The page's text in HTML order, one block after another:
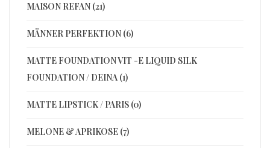
MAISON REFAN (21)
MÄNNER PERFEKTION (6)
MATTE FOUNDATION VIT -E LIQUID SILK
FOUNDATION / DEINA (1)
MATTE LIPSTICK / PARIS (0)
MELONE & APRIKOSE (7)